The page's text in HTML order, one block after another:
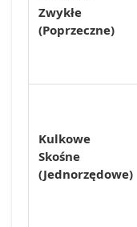
Zwykłe
(Poprzeczne)
Kulkowe
Skośne
(Jednorzędowe)